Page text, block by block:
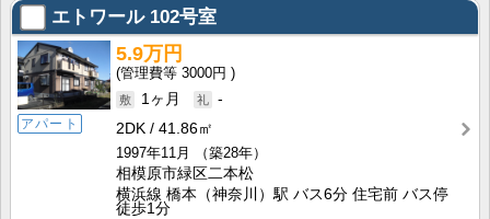
エトワール102号室
アパート
5.9万円
3000円
1ヶ月
-
2DK
41.86㎡
1997年11月
（築28年）
相模原市緑区二本松
横浜線 橋本（神奈川）駅 バス6分 住宅前 バス停
徒歩1分